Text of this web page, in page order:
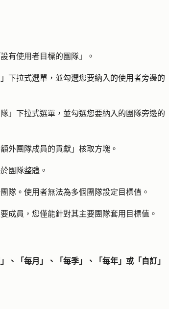
設有使用者目標的團隊 」。
」下拉式選單，並勾選您要納入的使用者旁邊的
」下拉式選單，並勾選您要納入的團隊旁邊的
外團隊成員的貢獻 」核取方塊。
團隊整體。
隊。使用者無法為多個團隊設定目標值。
成員，您僅能針對其主要團隊套用目標值。
、「每月」、「每季」、「每年」或「自訂」